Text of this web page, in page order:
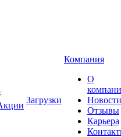
Загрузки
Компания
О
Новости
Отзывы
Карьера